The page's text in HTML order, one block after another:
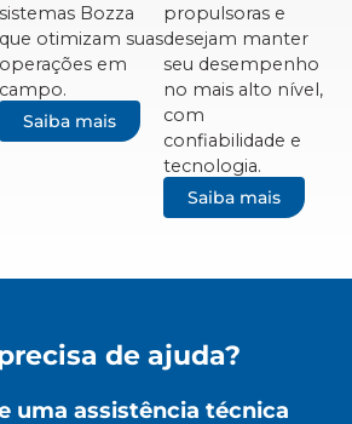
sistemas Bozza
que otimizam suas
operações em
campo.
Saiba mais
propulsoras e
desejam manter
seu desempenho
no mais alto nível,
com
confiabilidade e
tecnologia.
Saiba mais
de ajuda?
uma assistência técnica